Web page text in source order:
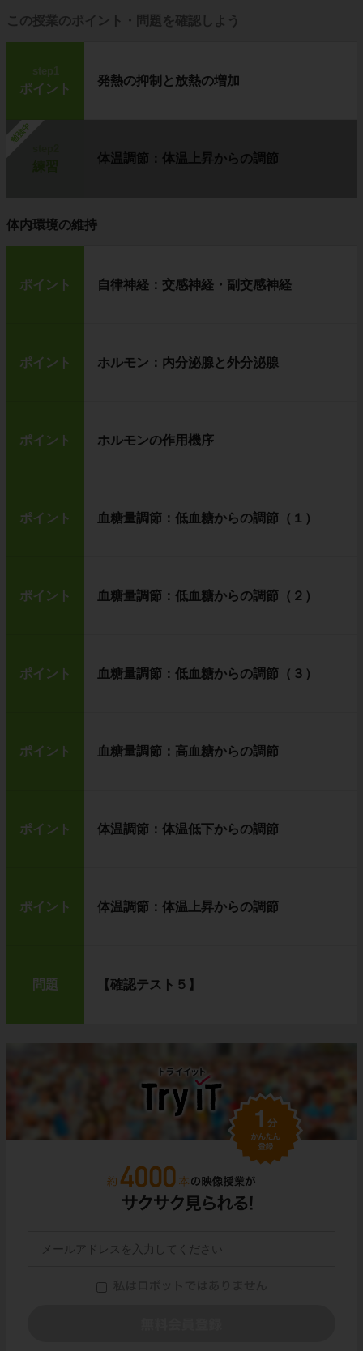
この授業のポイント・問題を確認しよう
step1
ポイント
発熱の抑制と放熱の増加
勉強中
体温調節：体温上昇からの調節
体内環境の維持
ポイント 自律神経：交感神経・副交感神経
ポイント ホルモン：内分泌腺と外分泌腺
ポイント ホルモンの作用機序
ポイント 血糖量調節：低血糖からの調節（１）
ポイント 血糖量調節：低血糖からの調節（２）
ポイント 血糖量調節：低血糖からの調節（３）
ポイント 血糖量調節：高血糖からの調節
ポイント 体温調節：体温低下からの調節
ポイント 体温調節：体温上昇からの調節
問題 【確認テスト５】